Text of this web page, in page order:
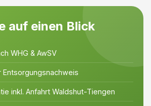
auf einen Blick
WHG & AwSV
Entsorgungsnachweis
inkl. Anfahrt Waldshut-Tiengen